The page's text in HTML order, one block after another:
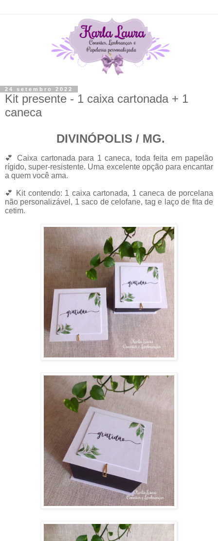
24 setembro 2022
Kit presente - 1 caixa cartonada + 1
caneca
DIVINÓPOLIS / MG.
💕 Caixa cartonada para 1 caneca, toda feita em papelão
rígido, super-resistente. Uma excelente opção para encantar
a quem você ama.
💕 Kit contendo: 1 caixa cartonada, 1 caneca de porcelana
não personalizável, 1 saco de celofane, tag e laço de fita de
cetim.